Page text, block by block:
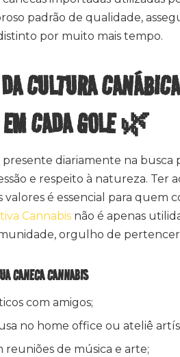
padrão de qualidade,
por muito mais tempo.
CULTURA
CADA GOLE 🌿
diariamente na busca
e respeito à natureza. Ter
valores é essencial para quem
Cannabis não é apenas
orgulho de
CANECA CANNABIS
com amigos;
no home office ou ateliê
reuniões de música e arte;